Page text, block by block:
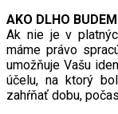
AKO DLHO
Ak nie je v
máme právo
umožňuje Vašu
účelu, na ktorý
zahŕňať dobu,